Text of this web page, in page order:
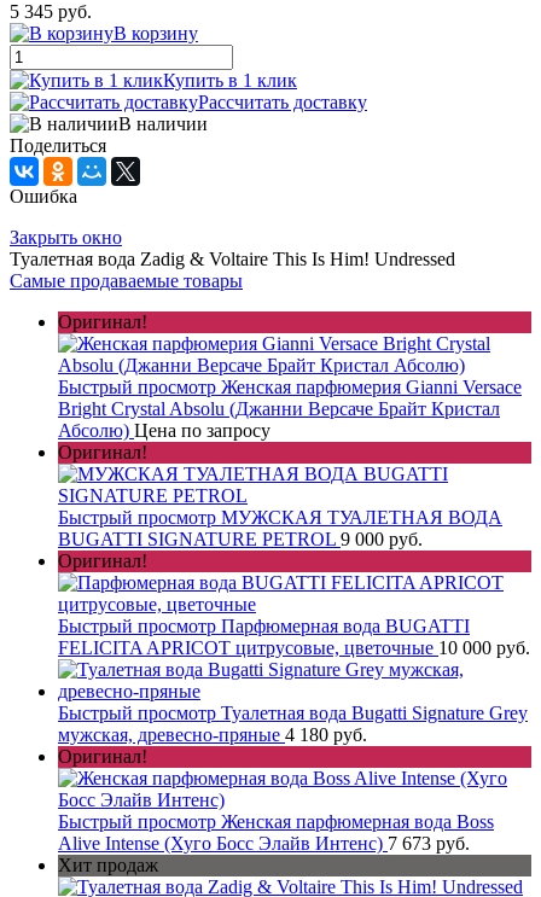
5 345 руб.
В корзину
Купить в 1 клик
Рассчитать доставку
В наличии
Поделиться
Ошибка
Закрыть окно
Туалетная вода Zadig & Voltaire This Is Him! Undressed
Самые продаваемые товары
Оригинал!
Быстрый просмотр Женская парфюмерия Gianni Versace
Bright Crystal Absolu (Джанни Версаче Брайт Кристал
Абсолю) Цена по запросу
Оригинал!
Быстрый просмотр МУЖСКАЯ ТУАЛЕТНАЯ ВОДА
BUGATTI SIGNATURE PETROL 9 000 руб.
Оригинал!
Быстрый просмотр Парфюмерная вода BUGATTI
FELICITA APRICOT цитрусовые, цветочные 10 000 руб.
Быстрый просмотр Туалетная вода Bugatti Signature Grey
мужская, древесно-пряные 4 180 руб.
Оригинал!
Быстрый просмотр Женская парфюмерная вода Boss
Alive Intense (Хуго Босс Элайв Интенс) 7 673 руб.
Хит продаж